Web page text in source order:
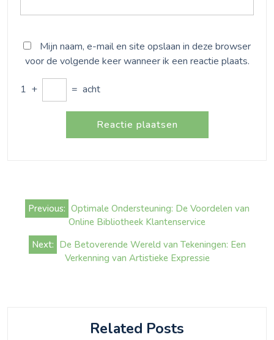
Mijn naam, e-mail en site opslaan in deze browser
voor de volgende keer wanneer ik een reactie plaats.
1 + = acht
Bericht
navigatie
Previous: Optimale Ondersteuning: De Voordelen van
Online Bibliotheek Klantenservice
Next: De Betoverende Wereld van Tekeningen: Een
Verkenning van Artistieke Expressie
Related Posts